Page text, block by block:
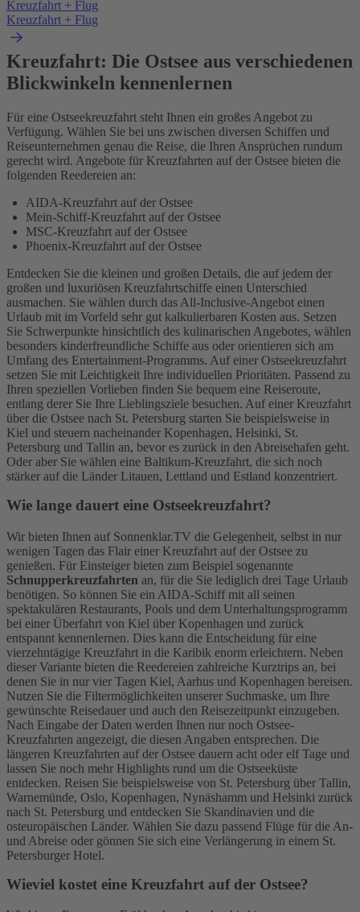
Kreuzfahrt + Flug
Kreuzfahrt + Flug
Kreuzfahrt: Die Ostsee aus verschiedenen
Blickwinkeln kennenlernen
Für eine Ostseekreuzfahrt steht Ihnen ein großes Angebot zu
Verfügung. Wählen Sie bei uns zwischen diversen Schiffen und
Reiseunternehmen genau die Reise, die Ihren Ansprüchen rundum
gerecht wird. Angebote für Kreuzfahrten auf der Ostsee bieten die
folgenden Reedereien an:
AIDA-Kreuzfahrt auf der Ostsee
Mein-Schiff-Kreuzfahrt auf der Ostsee
MSC-Kreuzfahrt auf der Ostsee
Phoenix-Kreuzfahrt auf der Ostsee
Entdecken Sie die kleinen und großen Details, die auf jedem der
großen und luxuriösen Kreuzfahrtschiffe einen Unterschied
ausmachen. Sie wählen durch das All-Inclusive-Angebot einen
Urlaub mit im Vorfeld sehr gut kalkulierbaren Kosten aus. Setzen
Sie Schwerpunkte hinsichtlich des kulinarischen Angebotes, wählen
besonders kinderfreundliche Schiffe aus oder orientieren sich am
Umfang des Entertainment-Programms. Auf einer Ostseekreuzfahrt
setzen Sie mit Leichtigkeit Ihre individuellen Prioritäten. Passend zu
Ihren speziellen Vorlieben finden Sie bequem eine Reiseroute,
entlang derer Sie Ihre Lieblingsziele besuchen. Auf einer Kreuzfahrt
über die Ostsee nach St. Petersburg starten Sie beispielsweise in
Kiel und steuern nacheinander Kopenhagen, Helsinki, St.
Petersburg und Tallin an, bevor es zurück in den Abreisehafen geht.
Oder aber Sie wählen eine Baltikum-Kreuzfahrt, die sich noch
stärker auf die Länder Litauen, Lettland und Estland konzentriert.
Wie lange dauert eine Ostseekreuzfahrt?
Wir bieten Ihnen auf Sonnenklar.TV die Gelegenheit, selbst in nur
wenigen Tagen das Flair einer Kreuzfahrt auf der Ostsee zu
genießen. Für Einsteiger bieten zum Beispiel sogenannte
Schnupperkreuzfahrten an, für die Sie lediglich drei Tage Urlaub
benötigen. So können Sie ein AIDA-Schiff mit all seinen
spektakulären Restaurants, Pools und dem Unterhaltungsprogramm
bei einer Überfahrt von Kiel über Kopenhagen und zurück
entspannt kennenlernen. Dies kann die Entscheidung für eine
vierzehntägige Kreuzfahrt in die Karibik enorm erleichtern. Neben
dieser Variante bieten die Reedereien zahlreiche Kurztrips an, bei
denen Sie in nur vier Tagen Kiel, Aarhus und Kopenhagen bereisen.
Nutzen Sie die Filtermöglichkeiten unserer Suchmaske, um Ihre
gewünschte Reisedauer und auch den Reisezeitpunkt einzugeben.
Nach Eingabe der Daten werden Ihnen nur noch Ostsee-
Kreuzfahrten angezeigt, die diesen Angaben entsprechen. Die
längeren Kreuzfahrten auf der Ostsee dauern acht oder elf Tage und
lassen Sie noch mehr Highlights rund um die Ostseeküste
entdecken. Reisen Sie beispielsweise von St. Petersburg über Tallin,
Warnemünde, Oslo, Kopenhagen, Nynäshamm und Helsinki zurück
nach St. Petersburg und entdecken Sie Skandinavien und die
osteuropäischen Länder. Wählen Sie dazu passend Flüge für die An-
und Abreise oder gönnen Sie sich eine Verlängerung in einem St.
Petersburger Hotel.
Wieviel kostet eine Kreuzfahrt auf der Ostsee?